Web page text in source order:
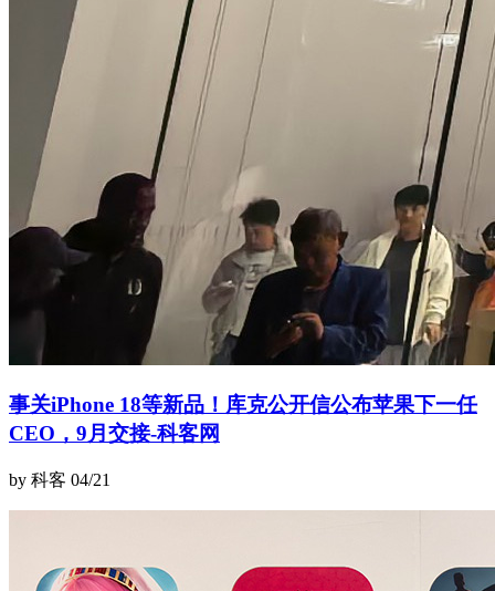
事关iPhone 18等新品！库克公开信公布苹果下一任
CEO，9月交接-科客网
by 科客 04/21